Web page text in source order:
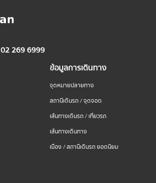
02 269 6999
ข้อมูลการเดินทาง
จุดหมายปลายทาง
สถานีเดินรถ / จุดจอด
เส้นทางเดินรถ / เที่ยวรถ
เส้นทางเดินทาง
เมือง / สถานีเดินรถ ยอดนิยม